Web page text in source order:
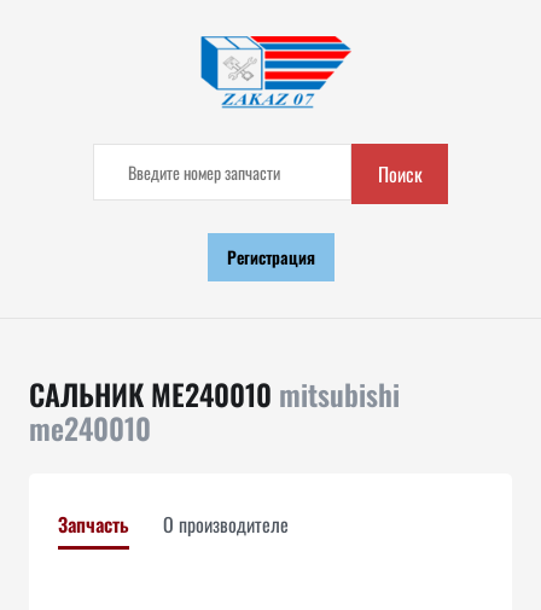
Поиск
Регистрация
САЛЬНИК ME240010 mitsubishi
me240010
Запчасть О производителе